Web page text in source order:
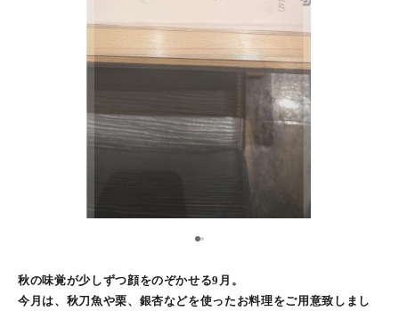
1
秋の味覚が少しずつ顔をのぞかせる9月。
今月は、秋刀魚や栗、銀杏などを使ったお料理をご用意致しまし